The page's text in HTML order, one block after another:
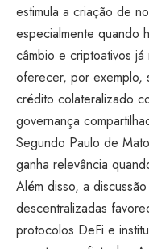
estimula a criação de
especialmente quando
câmbio e criptoativos
oferecer, por exemplo,
crédito colateralizado
governança
Segundo Paulo de
ganha relevância
Além disso, a
descentralizadas
protocolos DeFi e